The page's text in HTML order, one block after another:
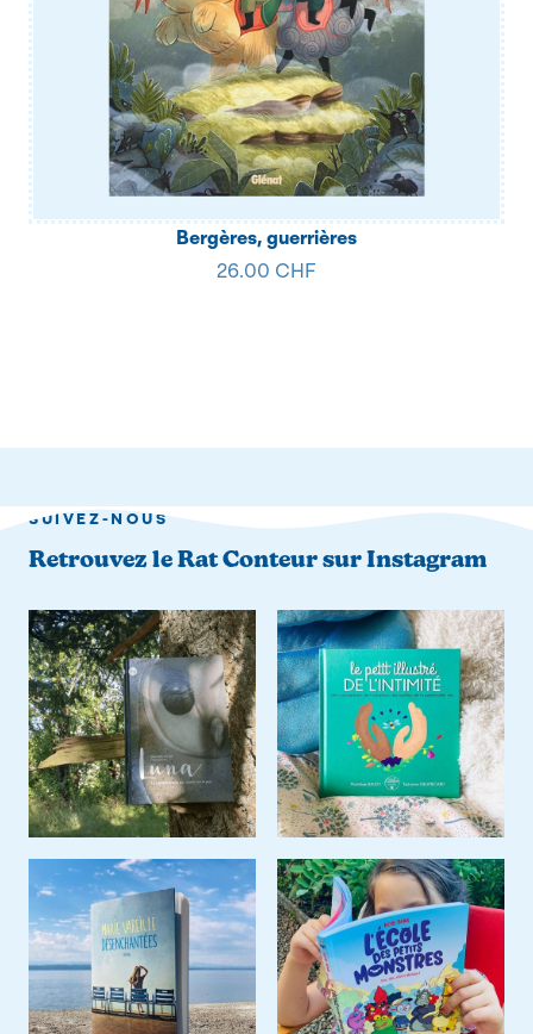
Bergères, guerrières
26.00 CHF
SUIVEZ-NOUS
Retrouvez le Rat Conteur sur Instagram